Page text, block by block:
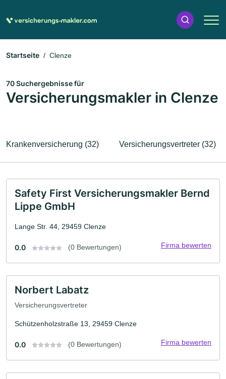
Startseite Clenze
70 Suchergebnisse für
Versicherungsmakler in Clenze
Krankenversicherung (32) Versicherungsvertreter (32)
Safety First Versicherungsmakler Bernd
Lippe GmbH
Lange Str. 44, 29459 Clenze
0.0 (0 Bewertungen) Firma bewerten
Norbert Labatz
Versicherungsvertreter
Schützenholzstraße 13, 29459 Clenze
0.0 (0 Bewertungen) Firma bewerten